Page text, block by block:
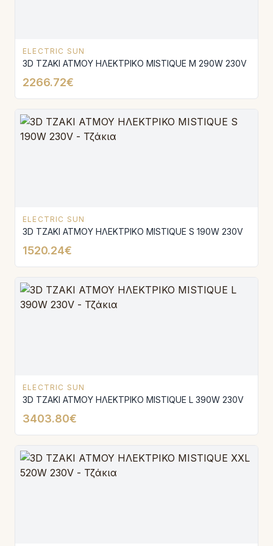
ELECTRIC SUN
3D ΤΖΑΚΙ ΑΤΜΟΥ ΗΛΕΚΤΡΙΚΟ MISTΙQUE M 290W 230V
2266.72€
ELECTRIC SUN
3D ΤΖΑΚΙ ΑΤΜΟΥ ΗΛΕΚΤΡΙΚΟ MISTIQUE S 190W 230V
1520.24€
ELECTRIC SUN
3D ΤΖΑΚΙ ΑΤΜΟΥ ΗΛΕΚΤΡΙΚΟ MISTIQUE L 390W 230V
3403.80€